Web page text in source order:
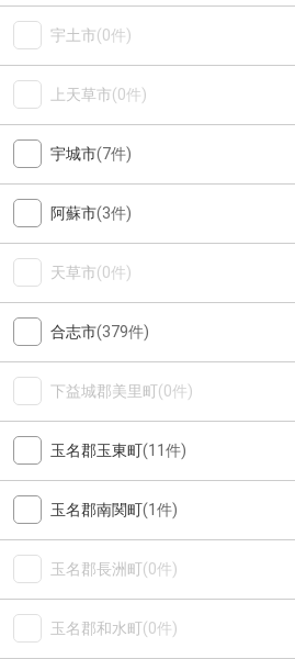
宇土市(0件)
上天草市(0件)
宇城市(7件)
阿蘇市(3件)
天草市(0件)
合志市(379件)
下益城郡美里町(0件)
玉名郡玉東町(11件)
玉名郡南関町(1件)
玉名郡長洲町(0件)
玉名郡和水町(0件)